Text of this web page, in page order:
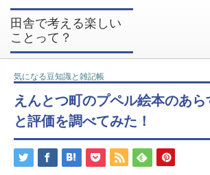
田舎で考える楽しい
ことって？
気になる豆知識と雑記帳
えんとつ町のプペル絵本のあ
と評価を調べてみた！